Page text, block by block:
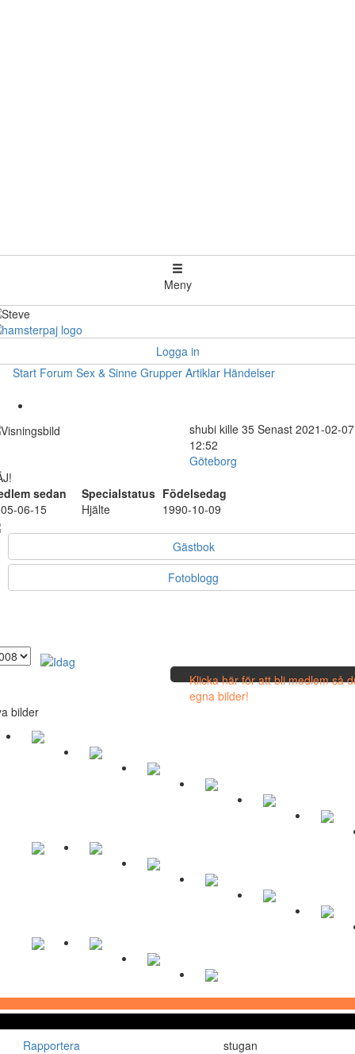
Meny
Logga in
Start Forum Sex & Sinne Grupper Artiklar Händelser
shubi kille 35 Senast 2021-02-07
12:52
Göteborg
sedan
Specialstatus Födelsedag
06-15
Hjälte 1990-10-09
Gästbok
Fotoblogg
Klicka här för att bli medlem så
egna bilder!
bilder
Rapportera stugan